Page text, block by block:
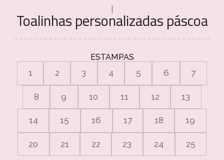
Toalinhas personalizadas páscoa
ESTAMPAS
1 2 3 4 5 6 7
8 9 10 11 12 13
14 15 16 17 18 19
20 21 22 23 24 25